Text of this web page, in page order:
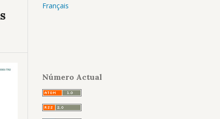
Français
Número Actual